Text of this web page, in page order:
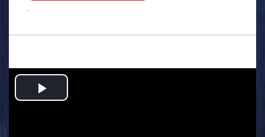
.
Play